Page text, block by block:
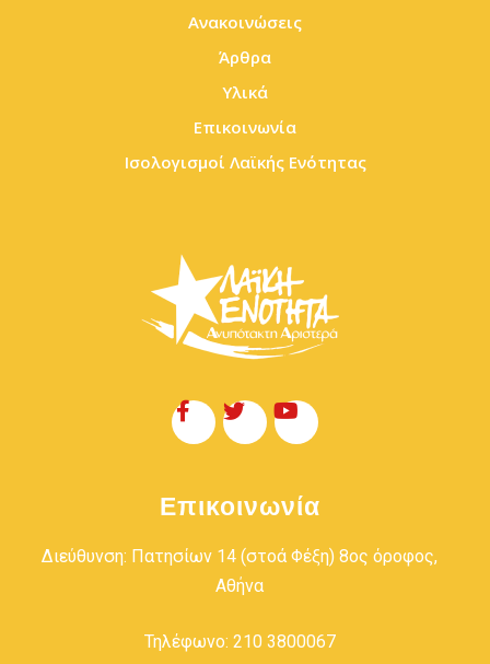
Ανακοινώσεις
Άρθρα
Υλικά
Επικοινωνία
Ισολογισμοί Λαϊκής Ενότητας
Επικοινωνία
Διεύθυνση: Πατησίων 14 (στοά Φέξη) 8ος όροφος,
Αθήνα
Τηλέφωνο: 210 3800067